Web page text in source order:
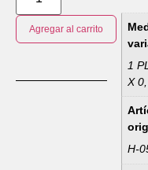
Agregar al carrito
1
X
H-